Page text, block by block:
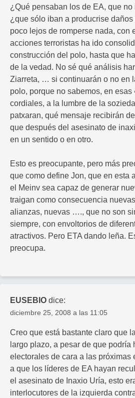
¿Qué pensaban los de EA, que
¿que sólo iban a producrise
poco lejos de romperse nada, con
acciones terroristas ha ido
construcción del polo, hasta que
de la vedad. No sé qué análisis
Ziarreta, … si continuarán o no en
polo, porque no sabemos, en
cordiales, a la lumbre de la
patxaran, qué mensaje recibirán
que después del asesinato de
en un sentido o en otro.
Esto es preocupante, pero más
que como define Jon, que en esta
el Meinv sea capaz de generar
traigan como consecuencia
alianzas, nuevas …., que no son
siempre, con envoltorios de
atractivos. Pero ETA dando leña.
preocupa.
EUSEBIO dice:
diciembre 25, 2008 a las 11:05
Creo que está bastante claro que
largo plazo, a pesar de que podría
electorales de cara a las próximas
a que los líderes de EA hayan
el asesinato de Inaxio Uría, esto
interlocutores de la izquierda